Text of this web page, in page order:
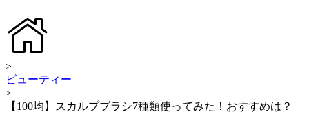
>
ビューティー
>
【100均】スカルプブラシ7種類使ってみた！おすすめは？